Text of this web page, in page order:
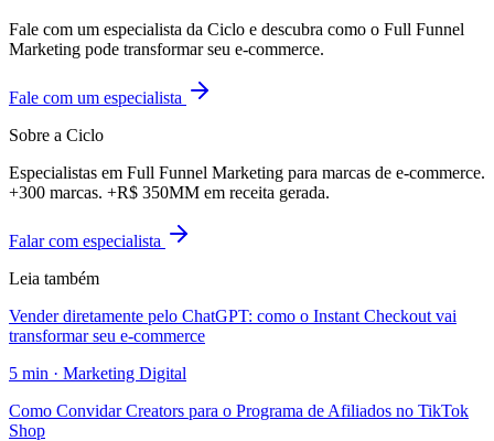
Fale com um especialista da Ciclo e descubra como o Full Funnel
Marketing pode transformar seu e-commerce.
Fale com um especialista
Sobre a Ciclo
Especialistas em Full Funnel Marketing para marcas de e-commerce.
+300 marcas. +R$ 350MM em receita gerada.
Falar com especialista
Leia também
Vender diretamente pelo ChatGPT: como o Instant Checkout vai
transformar seu e-commerce
5 min · Marketing Digital
Como Convidar Creators para o Programa de Afiliados no TikTok
Shop